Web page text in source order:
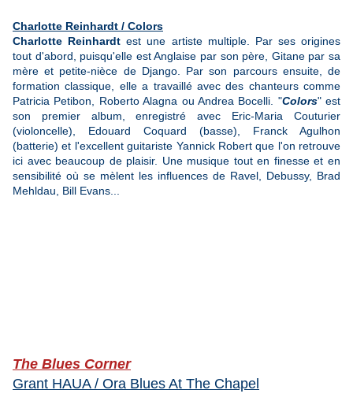
Charlotte Reinhardt / Colors
Charlotte Reinhardtest une artiste multiple. Par ses origines
tout d'abord, puisqu'elle est Anglaise par son père, Gitane par sa
mère et petite-nièce de Django. Par son parcours ensuite, de
formation classique, elle a travaillé avec des chanteurs comme
Patricia Petibon, Roberto Alagna ou Andrea Bocelli. "Colors" est
son premier album, enregistré avec Eric-Maria Couturier
(violoncelle), Edouard Coquard (basse), Franck Agulhon
(batterie) et l'excellent guitariste Yannick Robert que l'on retrouve
ici avec beaucoup de plaisir. Une musique tout en finesse et en
sensibilité où se mèlent les influences de Ravel, Debussy, Brad
Mehldau, Bill Evans...
​The Blues Corner
Grant HAUA / Ora Blues At The Chapel